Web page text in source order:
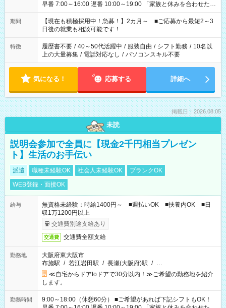
早番 7:00～16:00 遅番 10:00～19:00 「家族と休みを合わせた
い」 「余裕を持って夕飯の準備がしたい」 「できれば残業はし
たくない」 など、ご希望を教えてくださいね。 ※Wワーク希望
の方へ 今ご覧のお仕事で希望する勤務時間と、もう1つのお仕事
の勤務時間。 合計で週40時間を超える場合は応募できません。
期間
【現在も積極採用中！急募！】2カ月～ ■ご応募から最短2～3
日後の就業も相談可能です！
特徴 履歴書不要 / 40～50代活躍中 / 服装自由 / シフト勤務 / 10名以
上の大量募集 / 電話対応なし / パソコンスキル不要
気になる！ 応募する 詳細へ
掲載日：2026.08.05
未読
説明会参加で全員に【現金2千円相当プレゼン
ト】生活のお手伝い
派遣 職種未経験OK 社会人未経験OK
ブランクOK
WEB登録・面接OK
給与
無資格未経験：時給1400円～ ■週払いOK ■扶養内OK ■日
収1万1200円以上
交通費別途支給あり
交通費 交通費全額支給
勤務地
大阪府東大阪市
布施駅 / 若江岩田駅 / 長瀬(大阪府)駅 / …
≪自宅からドアtoドアで30分以内！≫ご希望の勤務地を紹介
します。
勤務時間
9:00～18:00（休憩60分） ■ご希望があれば下記シフトもOK！